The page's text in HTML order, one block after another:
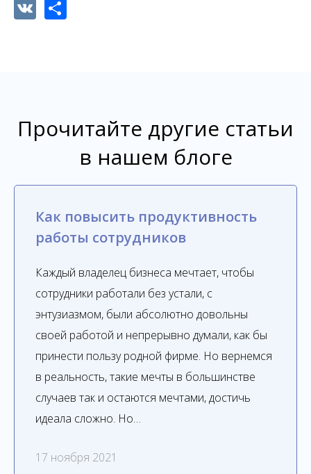
VK Share
Прочитайте другие статьи
в нашем блоге
Как повысить продуктивность
работы сотрудников
Каждый владелец бизнеса мечтает, чтобы
сотрудники работали без устали, с
энтузиазмом, были абсолютно довольны
своей работой и непрерывно думали, как бы
принести пользу родной фирме. Но вернемся
в реальность, такие мечты в большинстве
случаев так и остаются мечтами, достичь
идеала сложно. Но…
17 ноября 2021